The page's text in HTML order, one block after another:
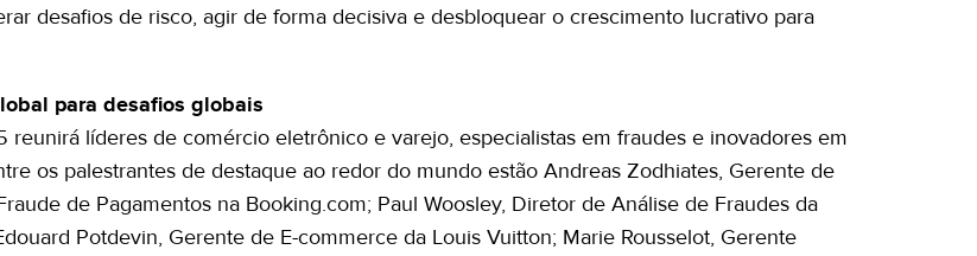
desafios de risco, agir de forma decisiva e desbloquear o crescimento lucrativo para
para desafios globais
reunirá líderes de comércio eletrônico e varejo, especialistas em fraudes e inovadores em
os palestrantes de destaque ao redor do mundo estão Andreas Zodhiates, Gerente de
de Pagamentos na Booking.com; Paul Woosley, Diretor de Análise de Fraudes da
Potdevin, Gerente de E-commerce da Louis Vuitton; Marie Rousselot, Gerente